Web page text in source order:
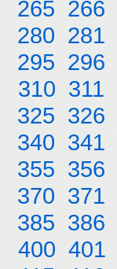
265 266
280 281
295 296
310 311
325 326
340 341
355 356
370 371
385 386
400 401